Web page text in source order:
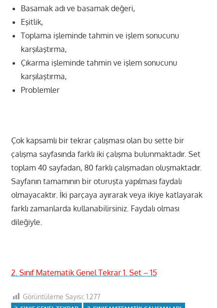
Basamak adı ve basamak değeri,
Eşitlik,
Toplama işleminde tahmin ve işlem sonucunu
karşılaştırma,
Çıkarma işleminde tahmin ve işlem sonucunu
karşılaştırma,
Problemler
Çok kapsamlı bir tekrar çalışması olan bu sette bir
çalışma sayfasında farklı iki çalışma bulunmaktadır. Set
toplam 40 sayfadan, 80 farklı çalışmadan oluşmaktadır.
Sayfanın tamamının bir oturuşta yapılması faydalı
olmayacaktır. İki parçaya ayırarak veya ikiye katlayarak
farklı zamanlarda kullanabilirsiniz. Faydalı olması
dileğiyle.
2. Sınıf Matematik Genel Tekrar 1. Set – 15
Görüntüleme Sayısı: 1.277